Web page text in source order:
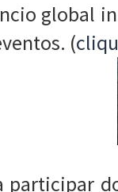
global
(
participar